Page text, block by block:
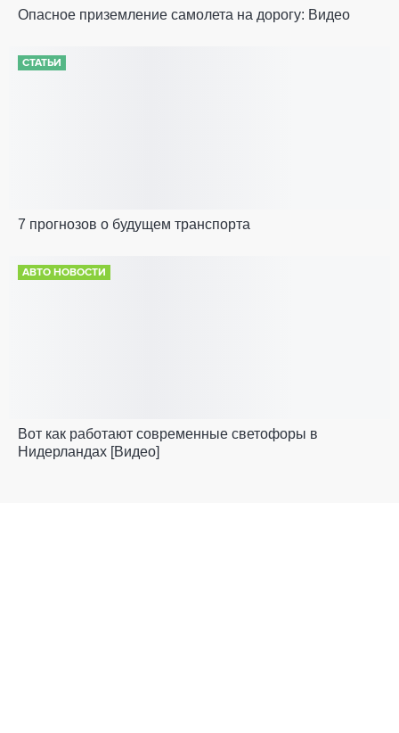
Опасное приземление самолета на дорогу: Видео
СТАТЬИ
7 прогнозов о будущем транспорта
АВТО НОВОСТИ
Вот как работают современные светофоры в
Нидерландах [Видео]